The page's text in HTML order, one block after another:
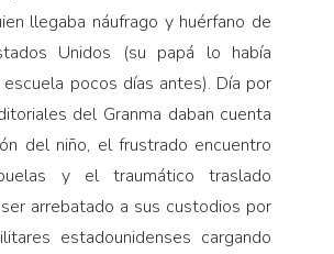
llegaba náufrago y huérfano de
Unidos (su papá lo había
pocos días antes). Día por
del Granma daban cuenta
del niño, el frustrado encuentro
y el traumático traslado
arrebatado a sus custodios por
estadounidenses cargando